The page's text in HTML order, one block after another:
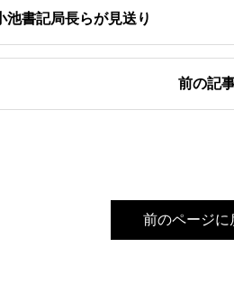
池書記局長らが見送り
前の記
前のページに